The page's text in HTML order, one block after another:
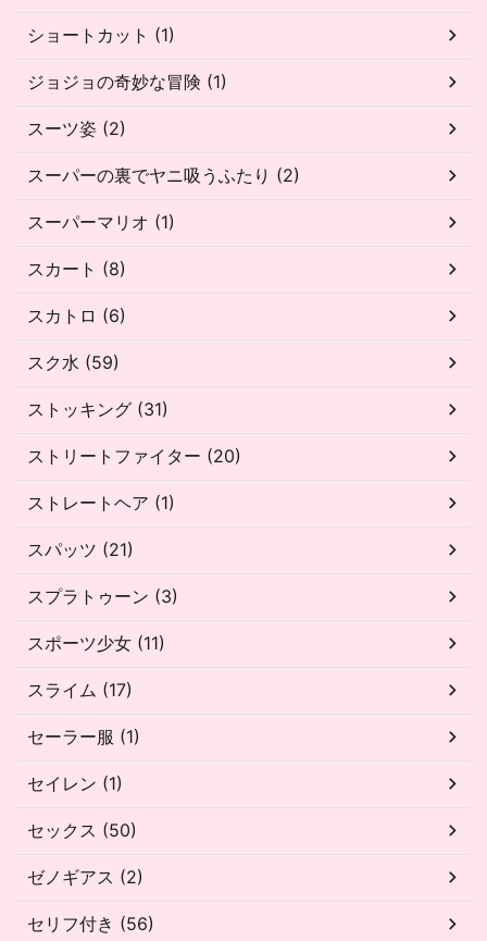
ショートカット (1)
ジョジョの奇妙な冒険 (1)
スーツ姿 (2)
スーパーの裏でヤニ吸うふたり (2)
スーパーマリオ (1)
スカート (8)
スカトロ (6)
スク水 (59)
ストッキング (31)
ストリートファイター (20)
ストレートヘア (1)
スパッツ (21)
スプラトゥーン (3)
スポーツ少女 (11)
スライム (17)
セーラー服 (1)
セイレン (1)
セックス (50)
ゼノギアス (2)
セリフ付き (56)